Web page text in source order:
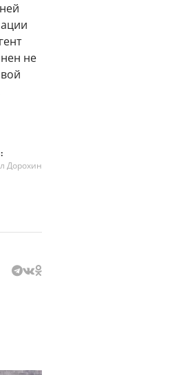
не
Дорохин